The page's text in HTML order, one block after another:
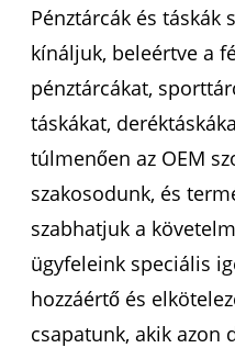
Pénztárcák és táskák
kínáljuk, beleértve a
pénztárcákat,
táskákat,
túlmenően az OEM
szakosodunk, és
szabhatjuk a
ügyfeleink speciális
hozzáértő és
csapatunk, akik azon